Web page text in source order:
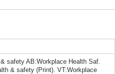
safety AB:Workplace Health Saf.
& safety (Print). VT:Workplace